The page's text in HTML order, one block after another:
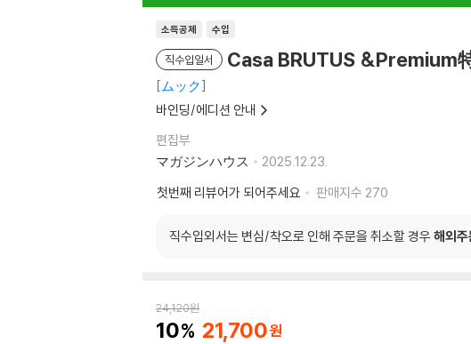
소득공제 수입
직수입일서 Casa BRUTUS &Premium
ムック
바인딩/에디션 안내
편집부
マガジンハウス
2025.12.23.
첫번째 리뷰어가 되어주세요
판매지수 270
직수입외서는 변심/착오로 인해 주문을 취소할 경우 해외
24,120원
10 21,700